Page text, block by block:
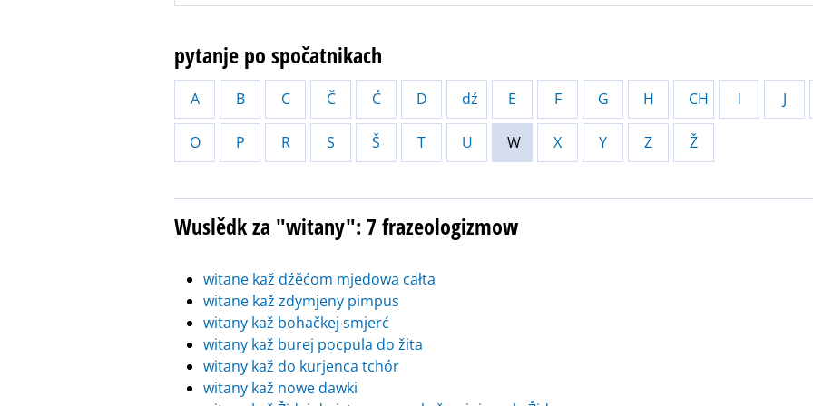
pytanje po spočatnikach
A B C Č Ć D dź E F G H CH I J
O P R S Š T U W X Y Z Ž
Wuslědk za "witany": 7 frazeologizmow
witane kaž dźěćom mjedowa całta
witane kaž zdymjeny pimpus
witany kaž bohačkej smjerć
witany kaž burej pocpula do žita
witany kaž do kurjenca tchór
witany kaž nowe dawki